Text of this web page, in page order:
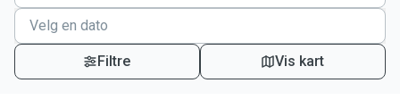
Filtre Vis kart